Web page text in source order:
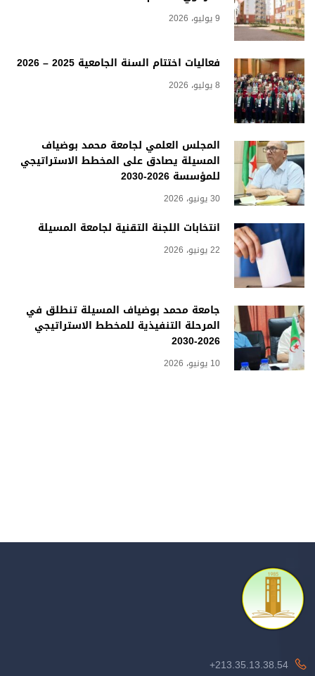
9 يوليو، 2026
فعاليات اختتام السنة الجامعية 2025 – 2026
8 يوليو، 2026
المجلس العلمي لجامعة محمد بوضياف
المسيلة يصادق على المخطط الاستراتيجي
للمؤسسة 2026-2030
30 يونيو، 2026
انتخابات اللجنة التقنية لجامعة المسيلة
22 يونيو، 2026
جامعة محمد بوضياف المسيلة تنطلق في
المرحلة التنفيذية للمخطط الاستراتيجي
2026-2030
10 يونيو، 2026
213.35.13.38.54+